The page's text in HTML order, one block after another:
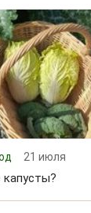
21 июля
капусты?